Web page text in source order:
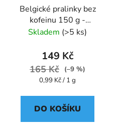
Belgické pralinky bez
kofeinu 150 g -
káva,aromatizovaná,mletá
Skladem (>5 ks)
149 Kč
165 Kč
(–9 %)
Měrná
0,99 Kč / 1 g
DO KOŠÍKU